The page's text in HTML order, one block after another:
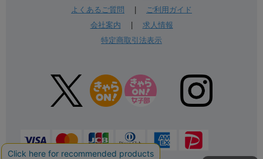
よくあるご質問
ご利用ガイド
会社案内
求人情報
特定商取引法表示